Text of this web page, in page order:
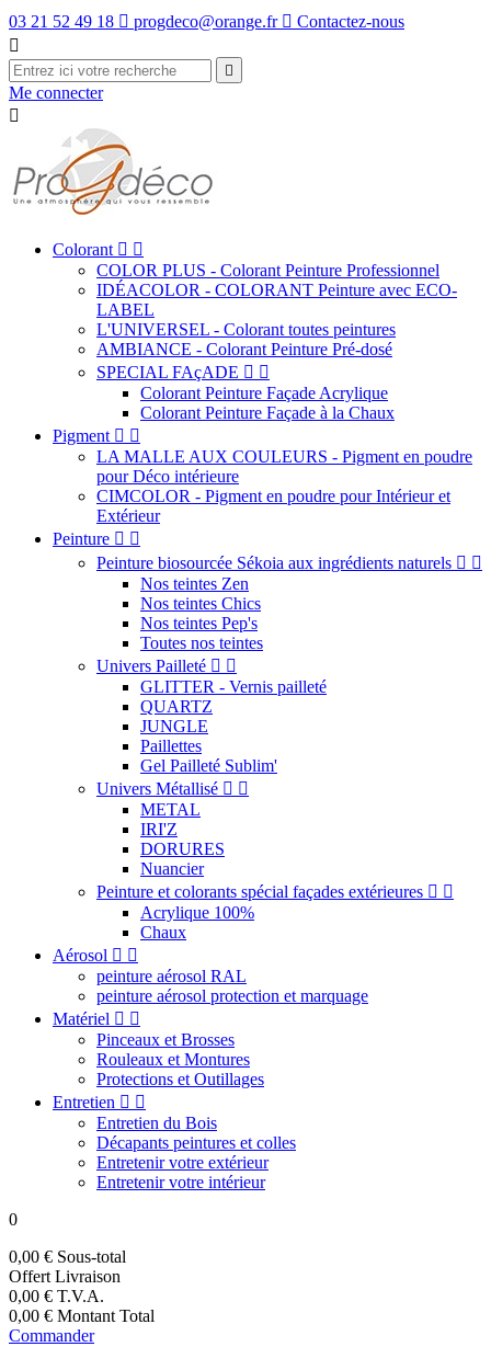
03 21 52 49 18  progdeco@orange.fr  Contactez-nous


Me connecter

Colorant  
COLOR PLUS - Colorant Peinture Professionnel
IDÉACOLOR - COLORANT Peinture avec ECO-
LABEL
L'UNIVERSEL - Colorant toutes peintures
AMBIANCE - Colorant Peinture Pré-dosé
SPECIAL FAçADE  
Colorant Peinture Façade Acrylique
Colorant Peinture Façade à la Chaux
Pigment  
LA MALLE AUX COULEURS - Pigment en poudre
pour Déco intérieure
CIMCOLOR - Pigment en poudre pour Intérieur et
Extérieur
Peinture  
Peinture biosourcée Sékoia aux ingrédients naturels  
Nos teintes Zen
Nos teintes Chics
Nos teintes Pep's
Toutes nos teintes
Univers Pailleté  
GLITTER - Vernis pailleté
QUARTZ
JUNGLE
Paillettes
Gel Pailleté Sublim'
Univers Métallisé  
METAL
IRI'Z
DORURES
Nuancier
Peinture et colorants spécial façades extérieures  
Acrylique 100%
Chaux
Aérosol  
peinture aérosol RAL
peinture aérosol protection et marquage
Matériel  
Pinceaux et Brosses
Rouleaux et Montures
Protections et Outillages
Entretien  
Entretien du Bois
Décapants peintures et colles
Entretenir votre extérieur
Entretenir votre intérieur
0
0,00 € Sous-total
Offert Livraison
0,00 € T.V.A.
0,00 € Montant Total
Commander